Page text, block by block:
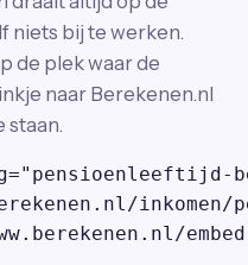
niets bij te werken.
de plek waar de
naar Berekenen.nl
staan.